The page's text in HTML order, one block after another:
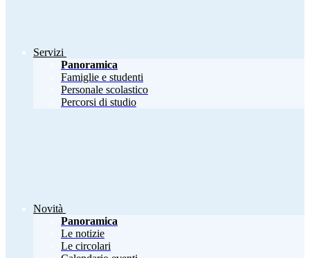
Servizi
Panoramica
Famiglie e studenti
Personale scolastico
Percorsi di studio
Novità
Panoramica
Le notizie
Le circolari